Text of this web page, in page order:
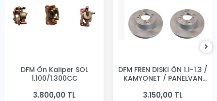
DFM Ön Kaliper SOL
1,100/1,300CC
3.800,00 TL
DFM FREN DISKI ÖN 1.1-1.3 /
KAMYONET / PANELVAN
3.150,00 TL